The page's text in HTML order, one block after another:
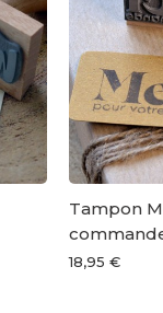
Tampon
18,95 €